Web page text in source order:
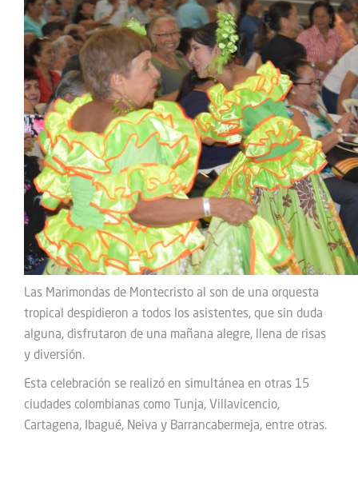
Las Marimondas de Montecristo al son de una orquesta
tropical despidieron a todos los asistentes, que sin duda
alguna, disfrutaron de una mañana alegre, llena de risas
y diversión.
Esta celebración se realizó en simultánea en otras 15
ciudades colombianas como Tunja, Villavicencio,
Cartagena, Ibagué, Neiva y Barrancabermeja, entre otras.